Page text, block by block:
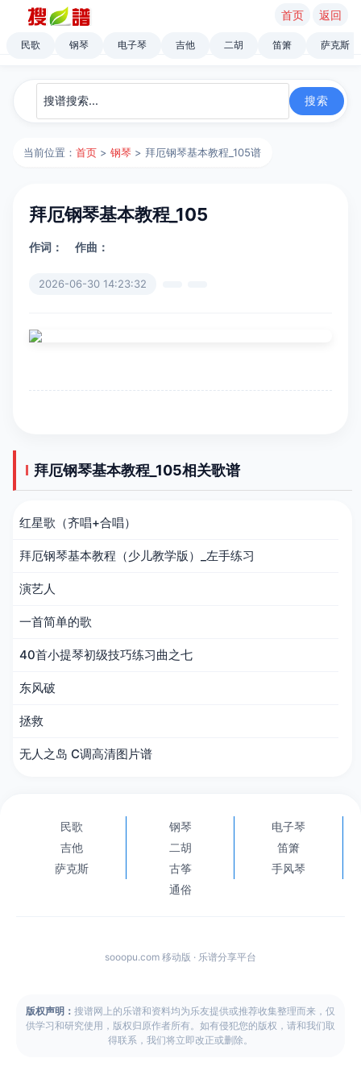
首页 返回
民歌 钢琴 电子琴 吉他 二胡 笛箫 萨克斯
当前位置：首页 >钢琴 > 拜厄钢琴基本教程_105谱
拜厄钢琴基本教程_105
作词： 作曲：
2026-06-30 14:23:32
拜厄钢琴基本教程_105相关歌谱
红星歌（齐唱+合唱）
拜厄钢琴基本教程（少儿教学版）_左手练习
演艺人
一首简单的歌
40首小提琴初级技巧练习曲之七
东风破
拯救
无人之岛 C调高清图片谱
民歌 钢琴
电子琴
吉他
二胡
笛箫
萨克斯
古筝
手风琴
通俗
sooopu.com 移动版 · 乐谱分享平台
版权声明： 搜谱网上的乐谱和资料均为乐友提供或推荐收集整理而来，仅
供学习和研究使用，版权归原作者所有。如有侵犯您的版权，请和我们取
得联系，我们将立即改正或删除。